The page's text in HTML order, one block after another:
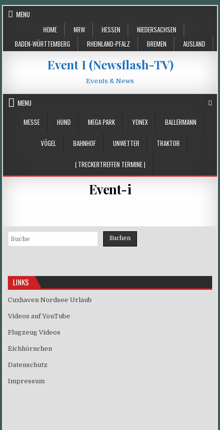
Skip
MENU
HOME
NRW HESSEN
NIEDERSACHSEN
BADEN-WÜRTTEMBERG
RHEINLAND-PFALZ BREMEN AUSLAND
Event I (Newsflash-TV)
Events & News
MENU
MESSE
HUND MEGA PARK YONEX BALLERMANN
VÖGEL BAHNHOF UNWETTER TRAKTOR
| TRECKERTREFFEN TERMINE |
Event-i
Suchen Suchen
LINKS
Cuxhaven Nordsee Urlaub
Videos auf YouTube
Flugzeug Videos
Eichhörnchen
Datenschutz
Impressum